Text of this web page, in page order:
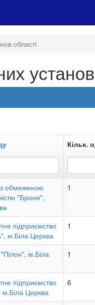
області
Кільк.
обмеженою
"Броня",
1
підприємство
м.Біла Церква
1
м.Біла
1
підприємство
Церква
6